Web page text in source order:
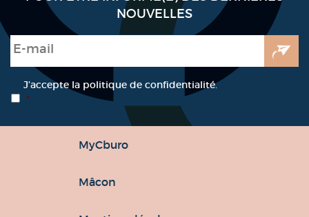
NOUVELLES
E-mail
RGPD *
J’accepte la politique de confidentialité.
*
MyCburo
Mâcon